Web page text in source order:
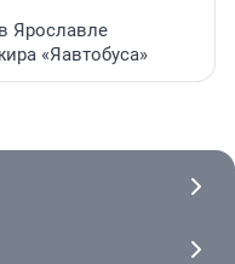
Ярославле
«Яавтобуса»